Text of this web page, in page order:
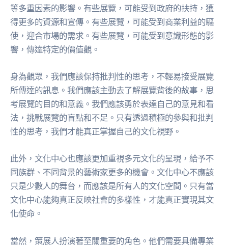
等多重因素的影響。有些展覽，可能受到政府的扶持，獲
得更多的資源和宣傳。有些展覽，可能受到商業利益的驅
使，迎合市場的需求。有些展覽，可能受到意識形態的影
響，傳達特定的價值觀。
身為觀眾，我們應該保持批判性的思考，不輕易接受展覽
所傳達的訊息。我們應該主動去了解展覽背後的故事，思
考展覽的目的和意義。我們應該勇於表達自己的意見和看
法，挑戰展覽的盲點和不足。只有透過積極的參與和批判
性的思考，我們才能真正掌握自己的文化視野。
此外，文化中心也應該更加重視多元文化的呈現，給予不
同族群、不同背景的藝術家更多的機會。文化中心不應該
只是少數人的舞台，而應該是所有人的文化空間。只有當
文化中心能夠真正反映社會的多樣性，才能真正實現其文
化使命。
當然，策展人扮演著至關重要的角色。他們需要具備專業